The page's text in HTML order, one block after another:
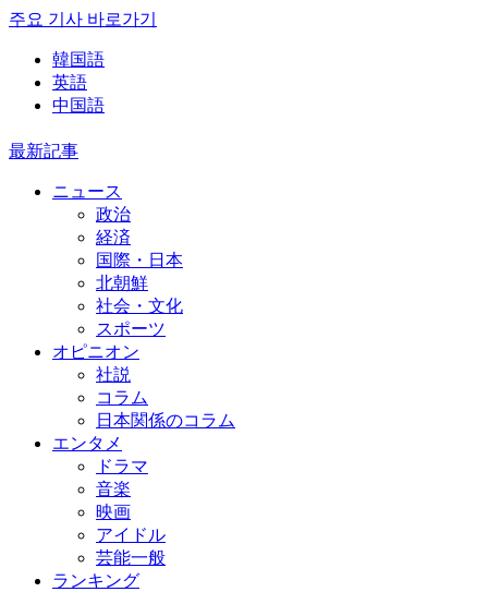
주요 기사 바로가기
韓国語
英語
中国語
最新記事
ニュース
政治
経済
国際・日本
北朝鮮
社会・文化
スポーツ
オピニオン
社説
コラム
日本関係のコラム
エンタメ
ドラマ
音楽
映画
アイドル
芸能一般
ランキング